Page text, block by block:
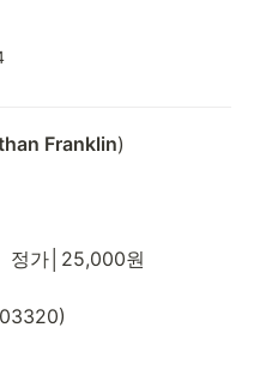
Franklin)
정가│25,000원